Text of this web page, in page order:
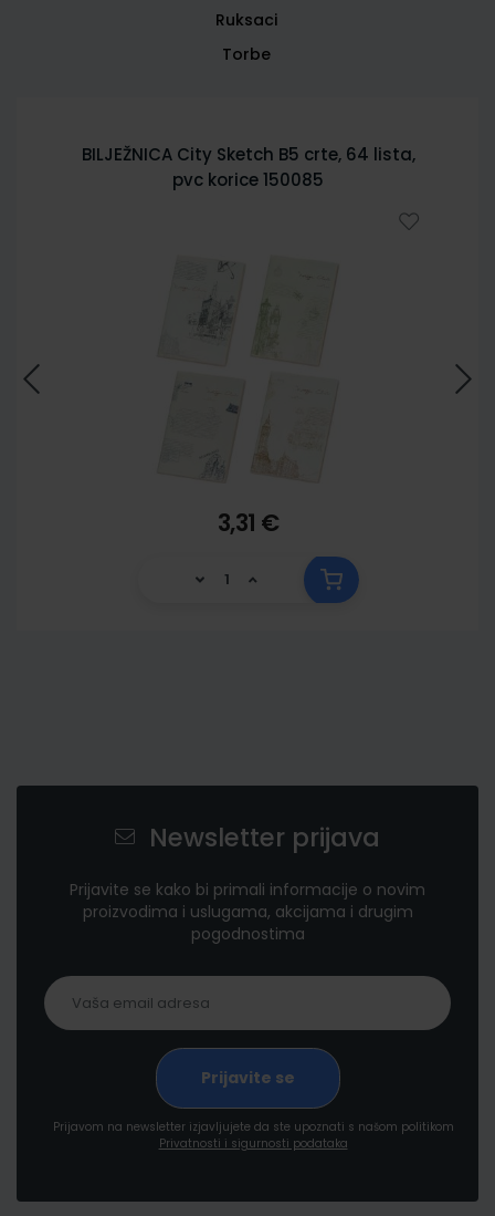
Ruksaci
Torbe
BILJEŽNICA City Sketch B5 crte, 64 lista,
pvc korice 150085
3,31 €
Newsletter prijava
Prijavite se kako bi primali informacije o novim
proizvodima i uslugama, akcijama i drugim
pogodnostima
Prijavom na newsletter izjavljujete da ste upoznati s našom politikom
Privatnosti i sigurnosti podataka